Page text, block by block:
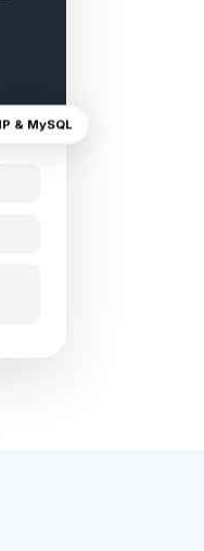
& MySQL